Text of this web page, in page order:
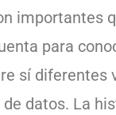
importantes
para
sí diferentes
datos. La